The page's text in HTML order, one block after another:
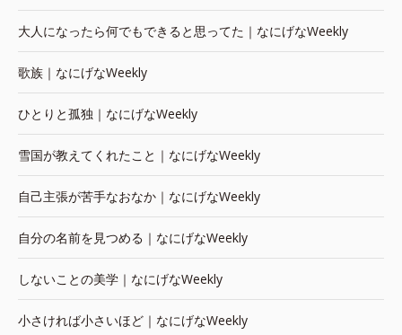
大人になったら何でもできると思ってた｜なにげなWeekly
歌族｜なにげなWeekly
ひとりと孤独｜なにげなWeekly
雪国が教えてくれたこと｜なにげなWeekly
自己主張が苦手なおなか｜なにげなWeekly
自分の名前を見つめる｜なにげなWeekly
しないことの美学｜なにげなWeekly
小さければ小さいほど｜なにげなWeekly